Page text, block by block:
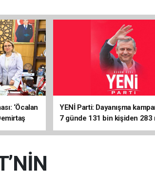
‘Öcalan
YENİ Parti: Dayanışma
7 günde 131 bin kişiden 283
liralık destek